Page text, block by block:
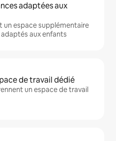
adaptées aux
un espace supplémentaire
aux enfants
de travail dédié
un espace de travail